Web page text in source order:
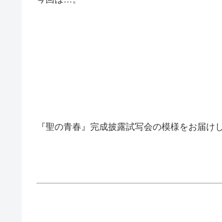
『聖の青春』完成披露試写会の模様をお届け